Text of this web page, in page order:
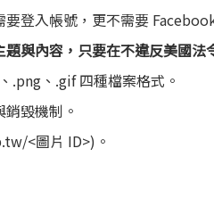
登入帳號，更不需要
與內容，只要在不違反美國法
.png、.gif 四種檔案格式。
毀機制。
<圖片 ID>)。